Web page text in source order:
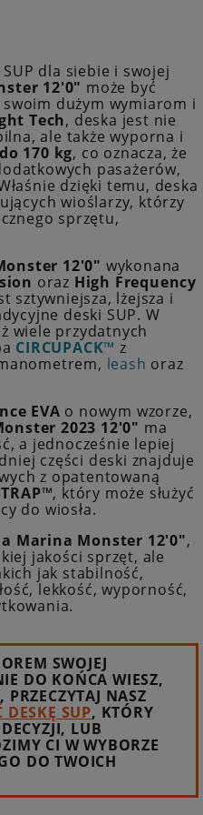
dla siebie i swojej
12'0" może być
dużym wymiarom i
Tech, deska jest nie
ale także wyporna i
170 kg, co oznacza, że
pasażerów,
dzięki temu, deska
wioślarzy, którzy
sprzętu,
12'0" wykonana
oraz High Frequency
sztywniejsza, lżejsza i
deski SUP. W
wiele przydatnych
CIRCUPACK™ z
leash oraz
EVA o nowym wzorze,
2023 12'0" ma
a jednocześnie lepiej
części deski znajduje
z opatentowaną
, który może służyć
do wiosła.
Marina Monster 12'0",
jakości sprzęt, ale
jak stabilność,
lekkość, wyporność,
SWOJEJ
DO KOŃCA WIESZ,
NASZ
SUP, KTÓRY
LUB
CI W WYBORZE
DO TWOICH